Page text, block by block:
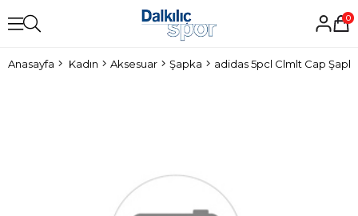
0
Anasayfa Kadın Aksesuar Şapka adidas 5pcl Clmlt Cap